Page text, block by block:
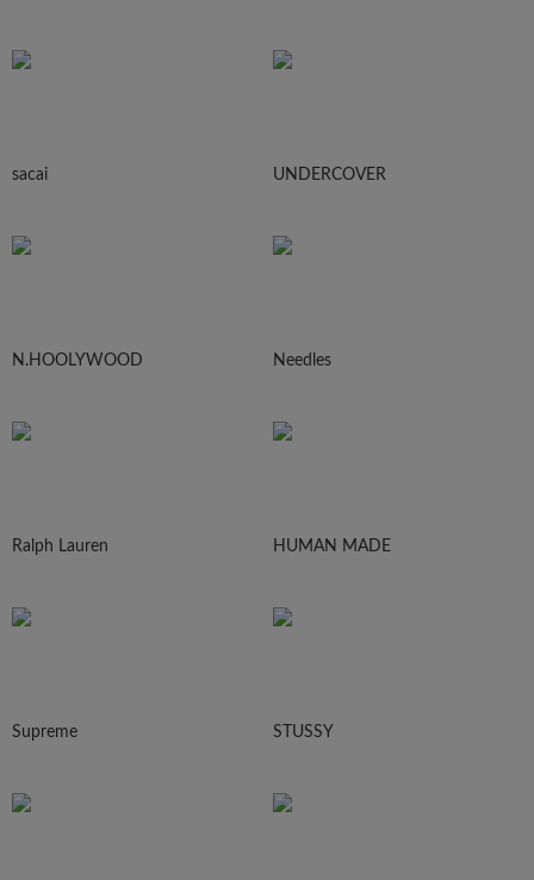
sacai UNDERCOVER
N.HOOLYWOOD Needles
Ralph Lauren HUMAN MADE
Supreme STUSSY